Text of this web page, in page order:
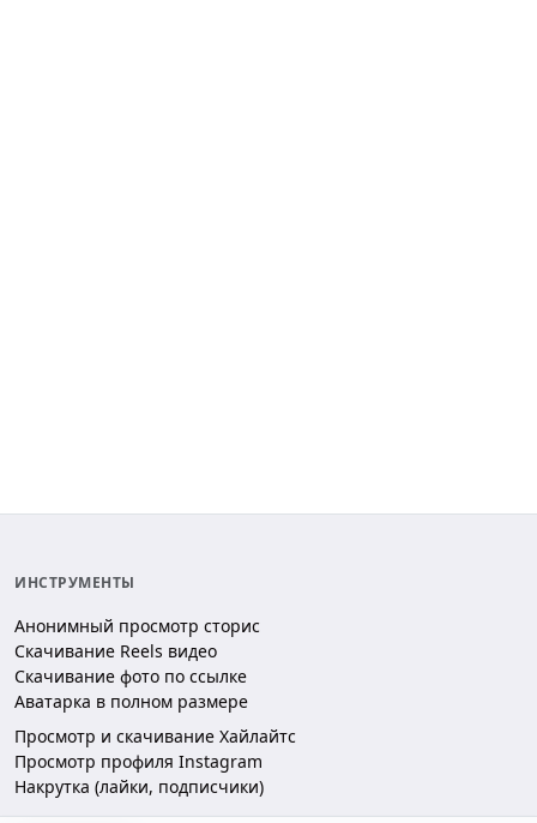
ИНСТРУМЕНТЫ
Анонимный просмотр сторис
Скачивание Reels видео
Скачивание фото по ссылке
Аватарка в полном размере
Просмотр и скачивание Хайлайтс
Просмотр профиля Instagram
Накрутка (лайки, подписчики)